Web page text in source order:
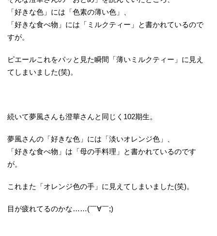
「好きな色」には「色素の薄い色」、
「好きな食べ物」には「ミルクティー」と書かれているので
すが。
ピエールこれをパッと見た瞬間「薄いミルクティー」に見え
てしまいました(笑)。
続いて夢風さんも澄華さんと同じく102期生。
夢風さんの「好きな色」には「淡いオレンジ色」、
「好きな食べ物」は「母の手料理」と書かれているのです
が。
これまた「オレンジ色の手」に見えてしまいました(笑)。
目が疲れてるのかな……(￣∀￣;)